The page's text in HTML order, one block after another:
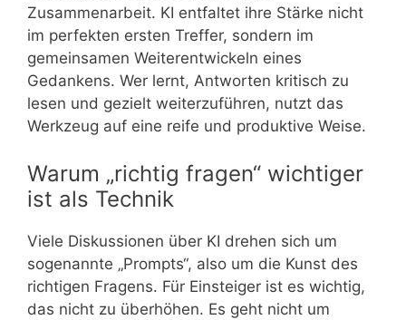
Zusammenarbeit. KI entfaltet ihre Stärke nicht
im perfekten ersten Treffer, sondern im
gemeinsamen Weiterentwickeln eines
Gedankens. Wer lernt, Antworten kritisch zu
lesen und gezielt weiterzuführen, nutzt das
Werkzeug auf eine reife und produktive Weise.
Warum „richtig fragen“ wichtiger
ist als Technik
Viele Diskussionen über KI drehen sich um
sogenannte „Prompts“, also um die Kunst des
richtigen Fragens. Für Einsteiger ist es wichtig,
das nicht zu überhöhen. Es geht nicht um